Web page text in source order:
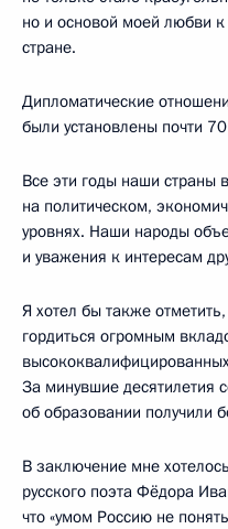
но и основой моей любви
стране.
Дипломатические
были установлены почти
Все эти годы наши страны
на политическом,
уровнях. Наши народы
и уважения к интересам
Я хотел бы также
гордиться огромным
За минувшие десятилетия
об образовании получили
В заключение мне
русского поэта Фёдора
что «умом Россию не